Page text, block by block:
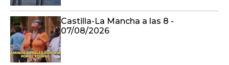
Castilla-La Mancha a las 8 -
07/08/2026